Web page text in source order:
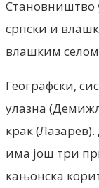
Становништво
српски и
влашким
Географски,
улазна
крак
има још три
кањонска